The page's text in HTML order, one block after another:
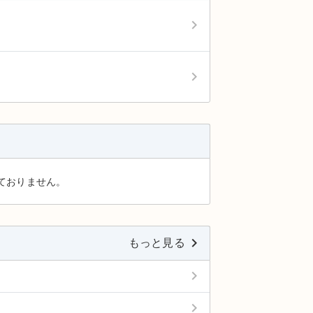
keyboard_arrow_right
keyboard_arrow_right
りません。
もっと見る keyboard_arrow_right
keyboard_arrow_right
keyboard_arrow_right